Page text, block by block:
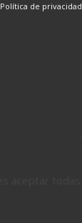
Política de privacidad